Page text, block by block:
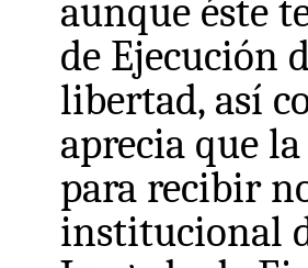
aunque éste
de Ejecución
libertad, así
aprecia que
para recibir
institucional